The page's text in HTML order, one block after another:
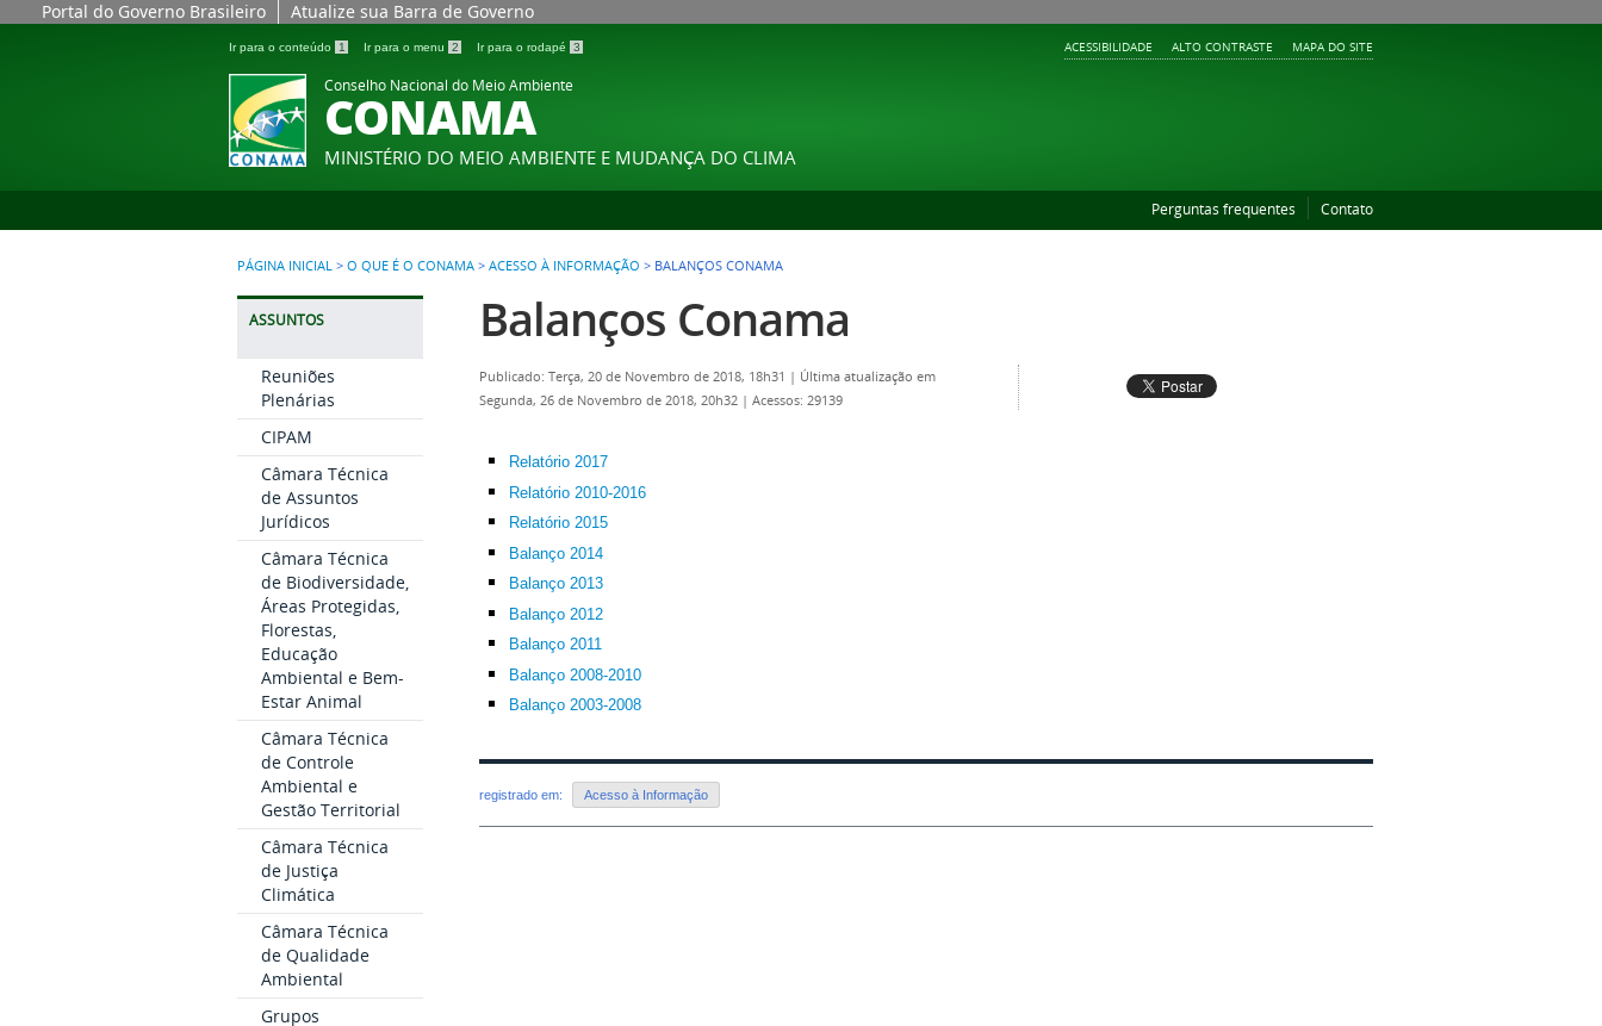
Portal do Governo Brasileiro Atualize sua Barra de Governo
Ir para o conteúdo 1 Ir para o menu 2 Ir para o rodapé 3 ACESSIBILIDADE ALTO CONTRASTE MAPA DO SITE
Conselho Nacional do Meio Ambiente
CONAMA
MINISTÉRIO DO MEIO AMBIENTE E MUDANÇA DO CLIMA
Perguntas frequentes Contato
PÁGINA INICIAL > O QUE É O CONAMA > ACESSO À INFORMAÇÃO > BALANÇOS CONAMA
ASSUNTOS
Reuniões
Plenárias
CIPAM
Câmara Técnica
de Assuntos
Jurídicos
Câmara Técnica
de Biodiversidade,
Áreas Protegidas,
Florestas,
Educação
Ambiental e Bem-
Estar Animal
Câmara Técnica
de Controle
Ambiental e
Gestão Territorial
Câmara Técnica
de Justiça
Climática
Câmara Técnica
de Qualidade
Ambiental
Grupos
Balanços Conama
Publicado: Terça, 20 de Novembro de 2018, 18h31 | Última atualização em
Segunda, 26 de Novembro de 2018, 20h32 | Acessos: 29139
Relatório 2017
Relatório 2010-2016
Relatório 2015
Balanço 2014
Balanço 2013
Balanço 2012
Balanço 2011
Balanço 2008-2010
Balanço 2003-2008
registrado em: Acesso à Informação